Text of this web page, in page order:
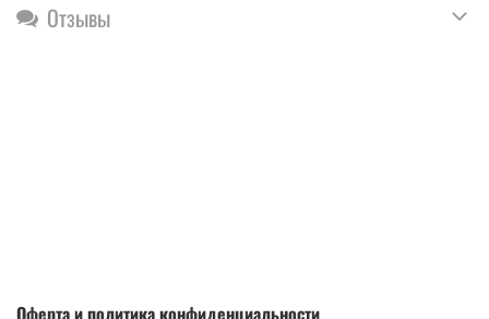
Отзывы
Оферта и политика конфиденциальности